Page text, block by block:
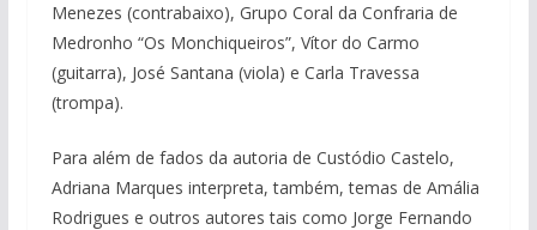
Menezes (contrabaixo), Grupo Coral da Confraria de
Medronho “Os Monchiqueiros”, Vítor do Carmo
(guitarra), José Santana (viola) e Carla Travessa
(trompa).
Para além de fados da autoria de Custódio Castelo,
Adriana Marques interpreta, também, temas de Amália
Rodrigues e outros autores tais como Jorge Fernando